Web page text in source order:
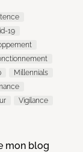
19
Millennials
Vigilance
mon blog